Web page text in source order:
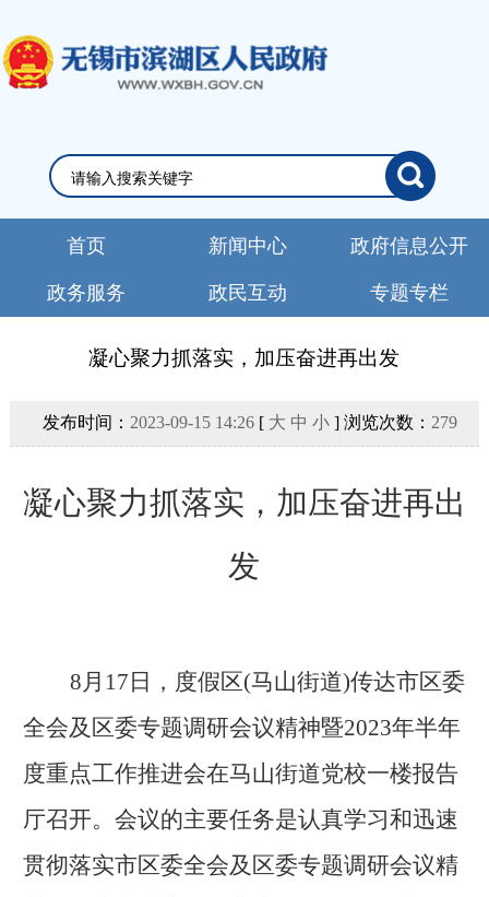
首页 新闻中心 政府信息公开
政务服务 政民互动 专题专栏
凝心聚力抓落实，加压奋进再出发
发布时间： 2023-09-15 14:26[ 大 中 小] 浏览次数： 279
凝心聚力抓落实，加压奋进再出
发
8月17日 ， 度假区(马山街道)传达市区委
全会及区委专题调研会议精神暨2023年半年
度重点工作推进会在马山街道党校一楼报告
厅召开。 会议的主要任务是认真学习和迅速
贯彻落实市区委全会及区委专题调研会议精